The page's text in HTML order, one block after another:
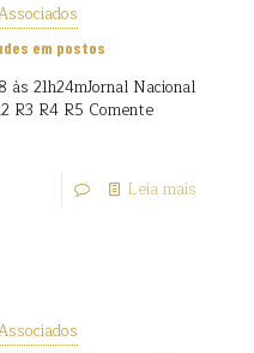
em postos
21h24mJornal Nacional
R3 R4 R5 Comente
Leia mais